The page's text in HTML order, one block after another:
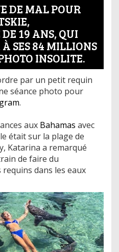
DE MAL POUR
19 ANS, QUI
SES 84 MILLIONS
INSOLITE.
par un petit requin
séance photo pour
.
aux Bahamas avec
était sur la plage de
Katarina a remarqué
de faire du
dans les eaux